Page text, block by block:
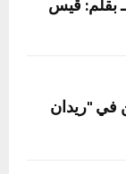
بقلم: قيس
في "ريدان